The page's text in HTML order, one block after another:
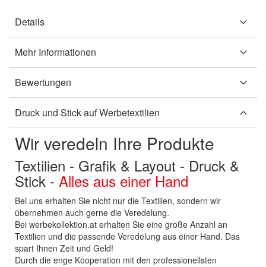
Details
Mehr Informationen
Bewertungen
Druck und Stick auf Werbetextilien
Wir veredeln Ihre Produkte
Textilien - Grafik & Layout - Druck &
Stick - Alles aus einer Hand
Bei uns erhalten Sie nicht nur die Textilien, sondern wir
übernehmen auch gerne die Veredelung.
Bei werbekollektion.at erhalten Sie eine große Anzahl an
Textilien und die passende Veredelung aus einer Hand. Das
spart Ihnen Zeit und Geld!
Durch die enge Kooperation mit den professionellsten